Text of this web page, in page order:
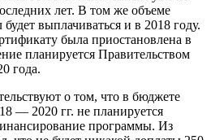
лет. В том же объеме
выплачиваться и в 2018 году.
была приостановлена в
планируется Правительством
года.
о том, что в бюджете
— 2020 гг. не планируется
программы. Из